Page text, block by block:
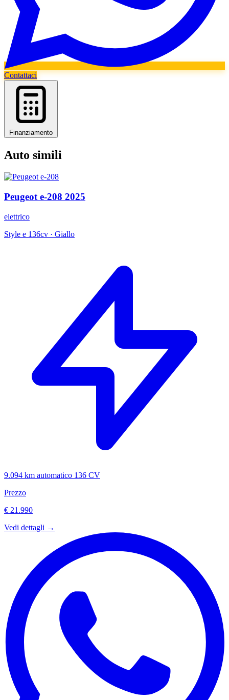
Contattaci
Finanziamento
Auto simili
Peugeot e-208 2025
elettrico
Style e 136cv · Giallo
9.094 km automatico 136 CV
Prezzo
€ 21.990
Vedi dettagli →